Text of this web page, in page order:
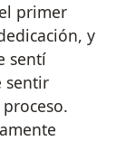
primer
y
sentí
sentir